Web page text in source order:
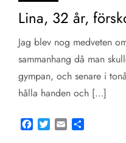
Lina, 32 år,
Jag blev nog medveten
sammanhang då man
gympan, och senare i
hålla handen och […]
Facebook
TwitterEmail